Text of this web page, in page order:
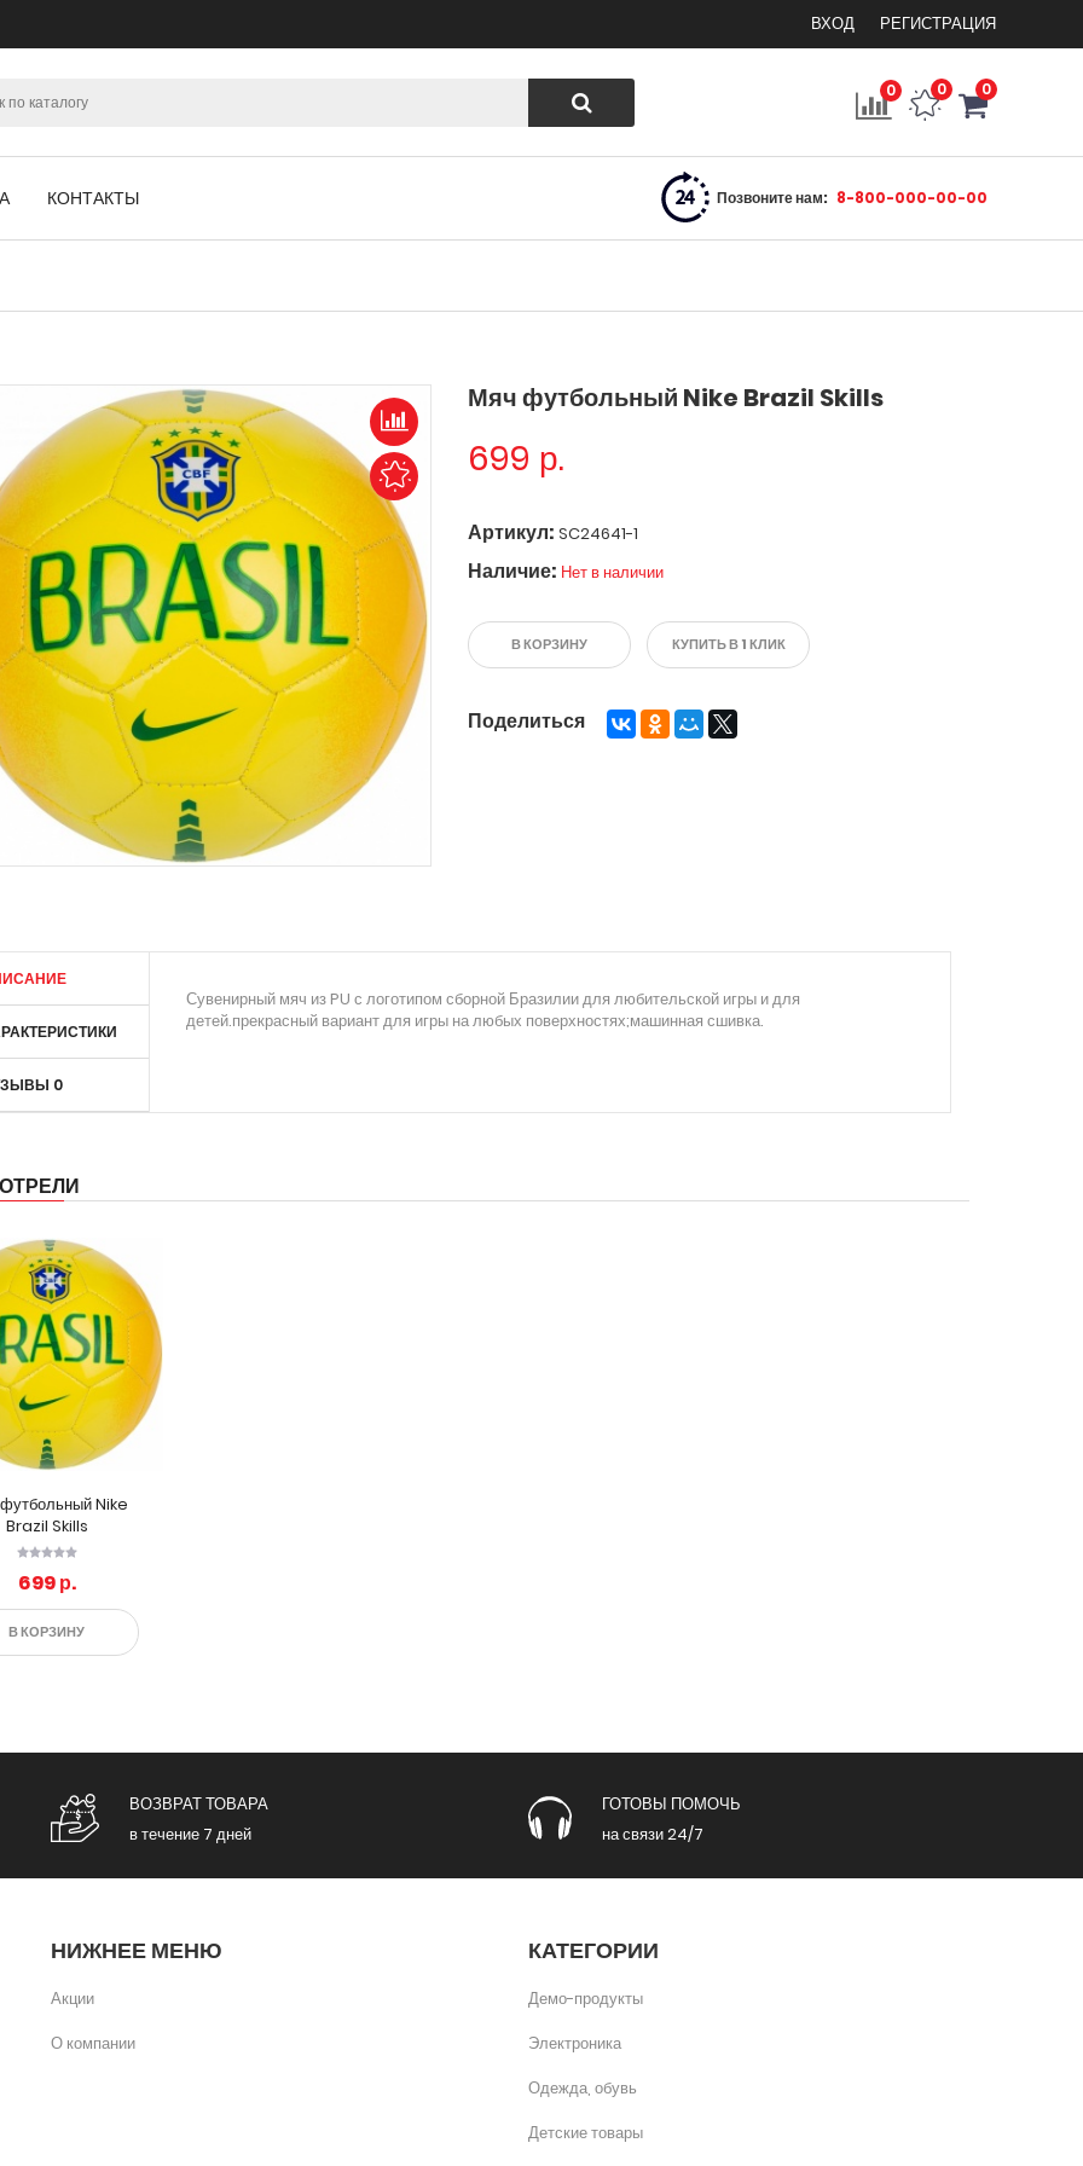
ВХОД РЕГИСТРАЦИЯ
0 0 0
КОНТАКТЫ Позвоните нам: 8-800-000-00-00
Мяч футбольный Nike Brazil Skills
699 р.
Артикул:SC24641-1
Наличие: Нет в наличии
В КОРЗИНУ КУПИТЬ В 1 КЛИК
Поделиться
0
Сувенирный мяч из PU с логотипом сборной Бразилии для любительской игры и для
детей.прекрасный вариант для игры на любых поверхностях;машинная сшивка.
Nike
Brazil Skills
699 р.
В КОРЗИНУ
ВОЗВРАТ ТОВАРА
в течение 7 дней
ГОТОВЫ ПОМОЧЬ
на связи 24/7
НИЖНЕЕ МЕНЮ
Акции
О компании
КАТЕГОРИИ
Демо-продукты
Электроника
Одежда, обувь
Детские товары